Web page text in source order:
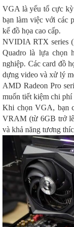
VGA là yếu tố cực kỳ
bạn làm việc với các
kế đồ họa cao cấp.
NVIDIA RTX series
Quadro là lựa chọn
nghiệp. Các card đồ
dựng video và xử lý
AMD Radeon Pro
muốn tiết kiệm chi phí
Khi chọn VGA, bạn
VRAM (từ 6GB trở
và khả năng tương